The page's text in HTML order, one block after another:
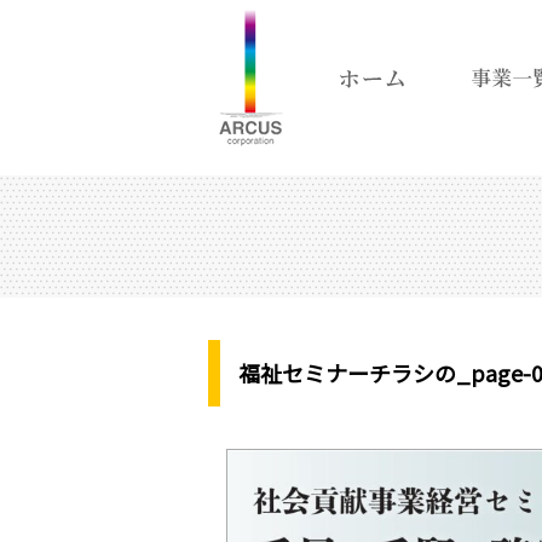
福祉セミナーチラシの_page-